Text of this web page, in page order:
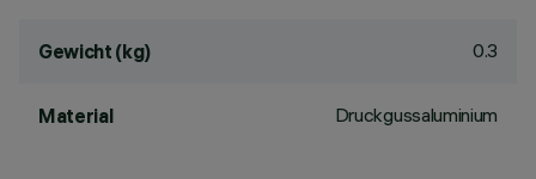
Gewicht (kg) 0.3
Material Druckgussaluminium